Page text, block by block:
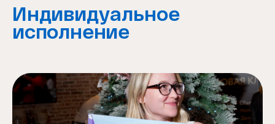
Индивидуальное
исполнение